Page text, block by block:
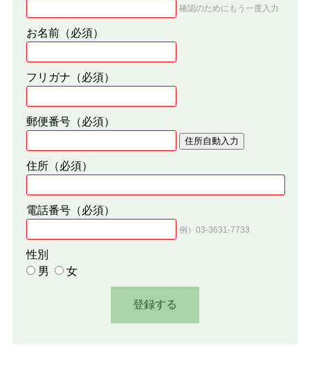
確認のためにもう一度入力
お名前（必須）
フリガナ （必須）
郵便番号（必須）
住所自動入力
住所（必須）
電話番号（必須）
例）03-3631-7733
性別
男
女